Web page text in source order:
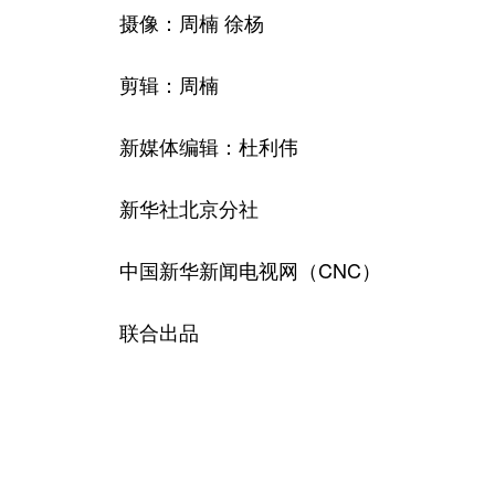
摄像：周楠 徐杨
剪辑：周楠
新媒体编辑：杜利伟
新华社北京分社
中国新华新闻电视网（CNC）
联合出品